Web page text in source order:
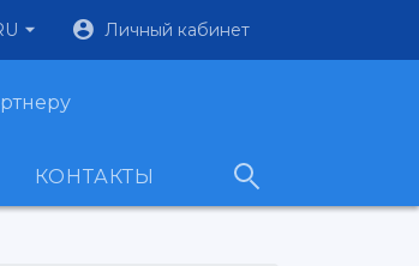
Личный кабинет
КОНТАКТЫ